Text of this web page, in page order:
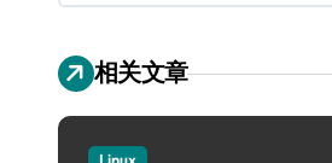
相关文章